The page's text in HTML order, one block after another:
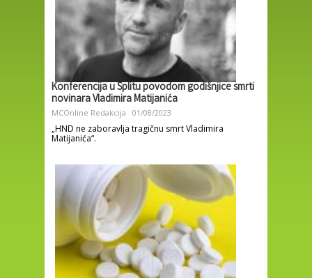
Konferencija u Splitu povodom godišnjice smrti
novinara Vladimira Matijanića
MCOnline Redakcija 01/08/2023
„HND ne zaboravlja tragičnu smrt Vladimira
Matijanića“.